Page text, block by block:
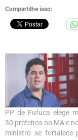
Compartilhe isso:
PP de Fufuca elege
30 prefeitos no MA e
ministro se fortalece